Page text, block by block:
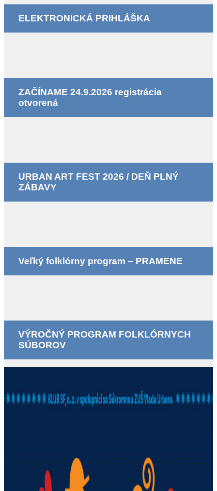
ELEKTRONICKÁ PRIHLÁŠKA
ZAČÍNAME 24.9.2026 registrácia
otvorená
URBAN ART FEST 2026 / DEŇ PLNÝ
ZÁBAVY
Veľký folklórny program – PRAMENE
VÝROČNÝ PROGRAM FOLKLÓRNYCH
SÚBOROV